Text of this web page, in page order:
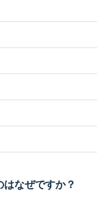
なぜですか？